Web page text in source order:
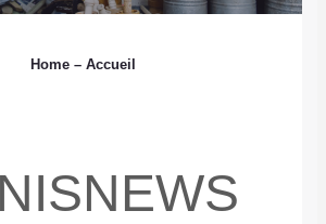
Home– Accueil